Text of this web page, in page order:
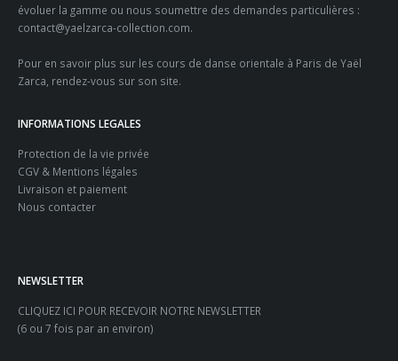
évoluer la gamme ou nous soumettre des demandes particulières :
contact@yaelzarca-collection.com.
Pour en savoir plus sur les cours de danse orientale à Paris de Yaël
Zarca, rendez-vous sur son site.
INFORMATIONS LEGALES
Protection de la vie privée
CGV & Mentions légales
Livraison et paiement
Nous contacter
NEWSLETTER
CLIQUEZ ICI POUR RECEVOIR NOTRE NEWSLETTER
(6 ou 7 fois par an environ)